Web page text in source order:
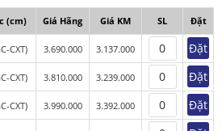
(cm) Giá Hãng Giá KM SL Đặt
CXT) 3.690.000 3.137.000 Đặt
CXT) 3.810.000 3.239.000 Đặt
CXT) 3.990.000 3.392.000 Đặt